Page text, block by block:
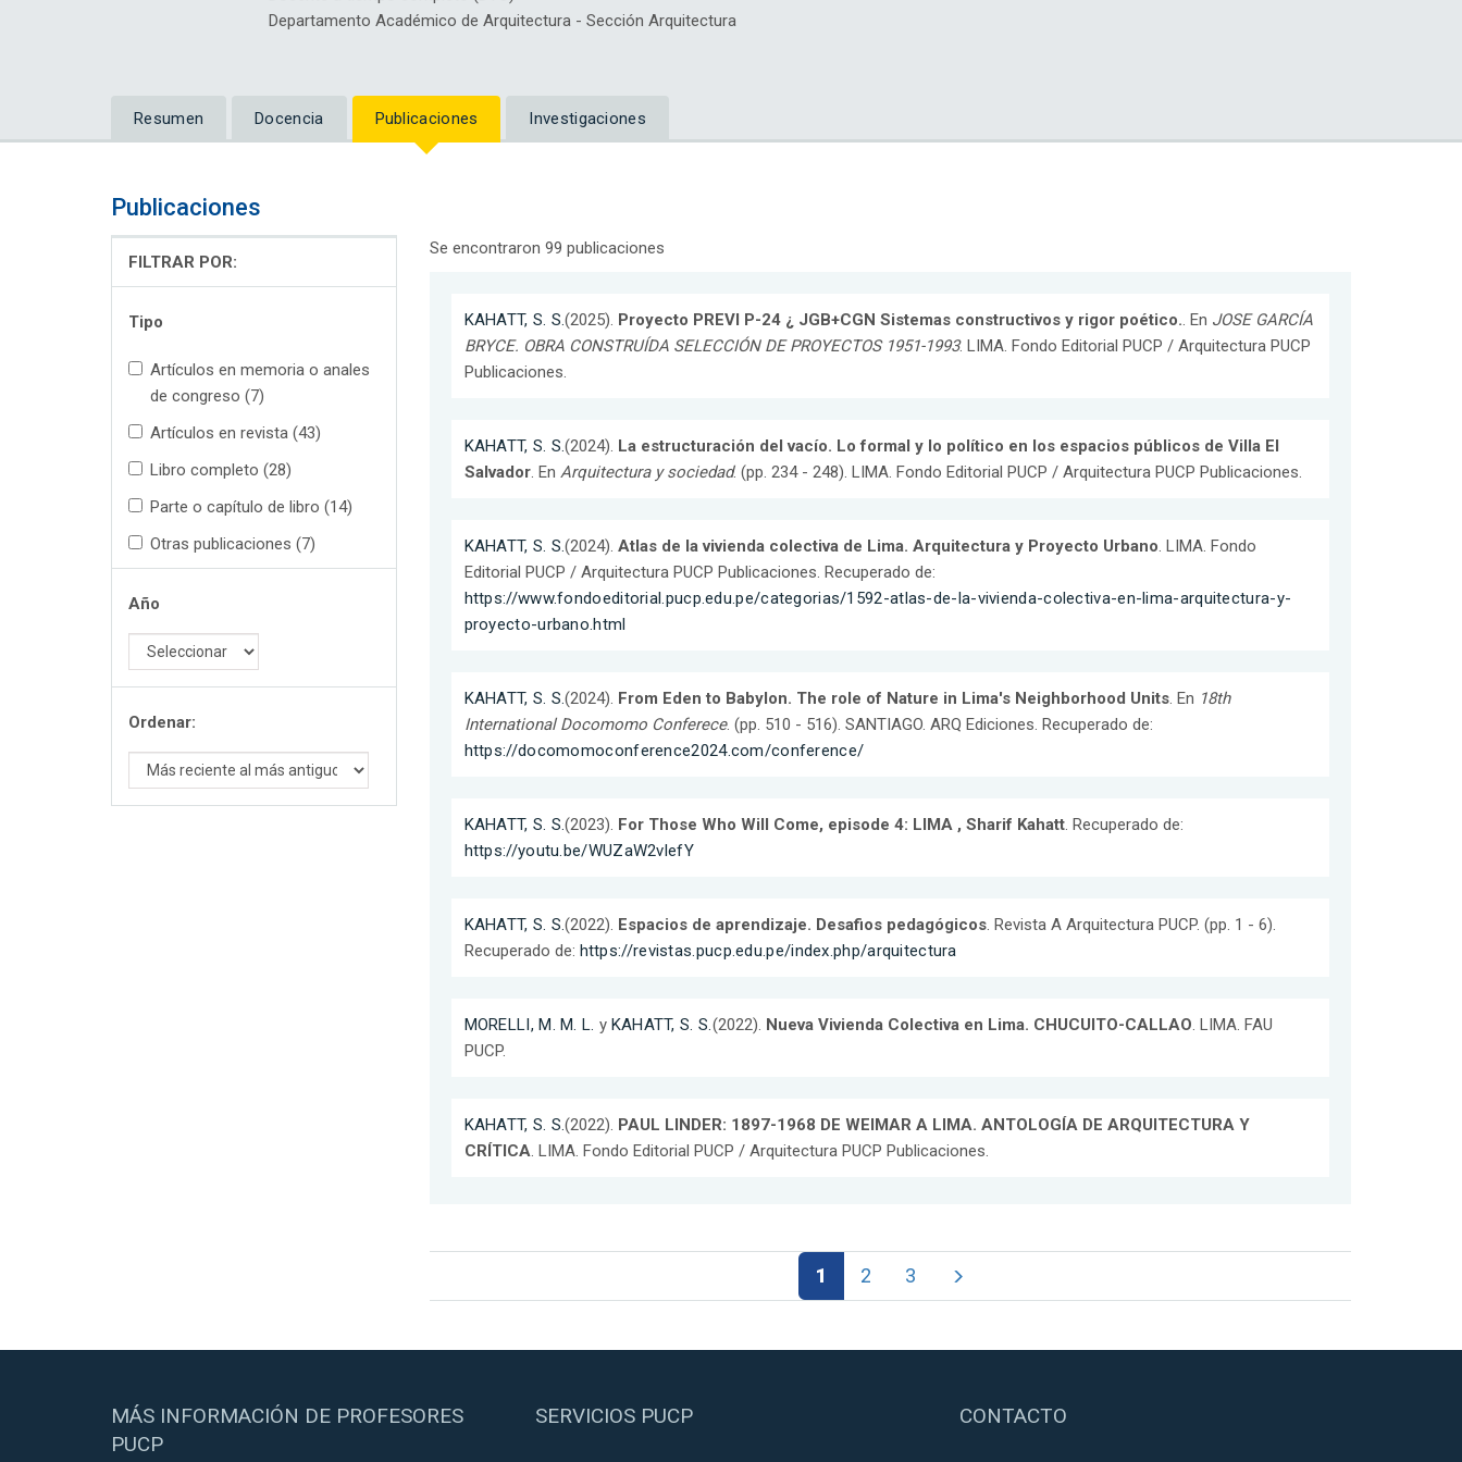
Departamento Académico de Arquitectura - Sección Arquitectura
Resumen Docencia Publicaciones Investigaciones
Publicaciones
FILTRAR POR:
Tipo
Artículos en memoria o anales
de congreso (7)
Artículos en revista (43)
Libro completo (28)
Parte o capítulo de libro (14)
Otras publicaciones (7)
Año
Ordenar:
Se encontraron 99 publicaciones
KAHATT, S. S.(2025). Proyecto PREVI P-24 ¿ JGB+CGN Sistemas constructivos y rigor poético.. En JOSE GARCÍA
BRYCE. OBRA CONSTRUÍDA SELECCIÓN DE PROYECTOS 1951-1993. LIMA. Fondo Editorial PUCP / Arquitectura PUCP
Publicaciones.
KAHATT, S. S.(2024). La estructuración del vacío. Lo formal y lo político en los espacios públicos de Villa El
Salvador. En Arquitectura y sociedad. (pp. 234 - 248). LIMA. Fondo Editorial PUCP / Arquitectura PUCP Publicaciones.
KAHATT, S. S.(2024).Atlas de la vivienda colectiva de Lima. Arquitectura y Proyecto Urbano. LIMA. Fondo
Editorial PUCP / Arquitectura PUCP Publicaciones. Recuperado de:
https://www.fondoeditorial.pucp.edu.pe/categorias/1592-atlas-de-la-vivienda-colectiva-en-lima-arquitectura-y-
proyecto-urbano.html
KAHATT, S. S.(2024). From Eden to Babylon. The role of Nature in Lima's Neighborhood Units. En 18th
International Docomomo Conferece. (pp. 510 - 516). SANTIAGO. ARQ Ediciones. Recuperado de:
https://docomomoconference2024.com/conference/
KAHATT, S. S.(2023). For Those Who Will Come, episode 4: LIMA , Sharif Kahatt. Recuperado de:
https://youtu.be/WUZaW2vlefY
KAHATT, S. S.(2022). Espacios de aprendizaje. Desafios pedagógicos. Revista A Arquitectura PUCP. (pp. 1 - 6).
Recuperado de: https://revistas.pucp.edu.pe/index.php/arquitectura
MORELLI, M. M. L. y KAHATT, S. S.(2022). Nueva Vivienda Colectiva en Lima. CHUCUITO-CALLAO. LIMA. FAU
PUCP.
KAHATT, S. S.(2022). PAUL LINDER: 1897-1968 DE WEIMAR A LIMA. ANTOLOGÍA DE ARQUITECTURA Y
CRÍTICA. LIMA. Fondo Editorial PUCP / Arquitectura PUCP Publicaciones.
1 2 3
MÁS INFORMACIÓN DE PROFESORES
PUCP
SERVICIOS PUCP CONTACTO